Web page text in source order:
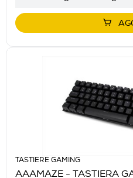
TASTIERE GAMING
AAAMAZE - TASTIERA